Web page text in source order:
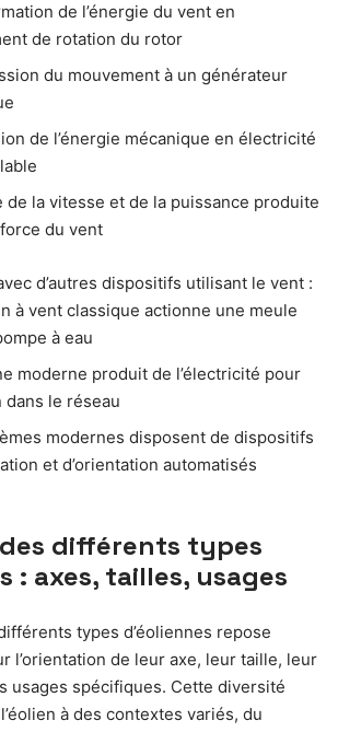
de l’énergie du vent en
de rotation du rotor
du mouvement à un générateur
de l’énergie mécanique en électricité
de la vitesse et de la puissance produite
du vent
d’autres dispositifs utilisant le vent :
à vent classique actionne une meule
à eau
moderne produit de l’électricité pour
dans le réseau
modernes disposent de dispositifs
et d’orientation automatisés
différents types
: axes, tailles, usages
types d’éoliennes repose
l’orientation de leur axe, leur taille, leur
usages spécifiques. Cette diversité
à des contextes variés, du